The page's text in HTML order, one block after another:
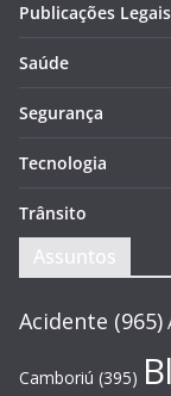
Publicações Legais
Saúde
Segurança
Tecnologia
Trânsito
Assuntos
Acidente (965)
Camboriú (395)